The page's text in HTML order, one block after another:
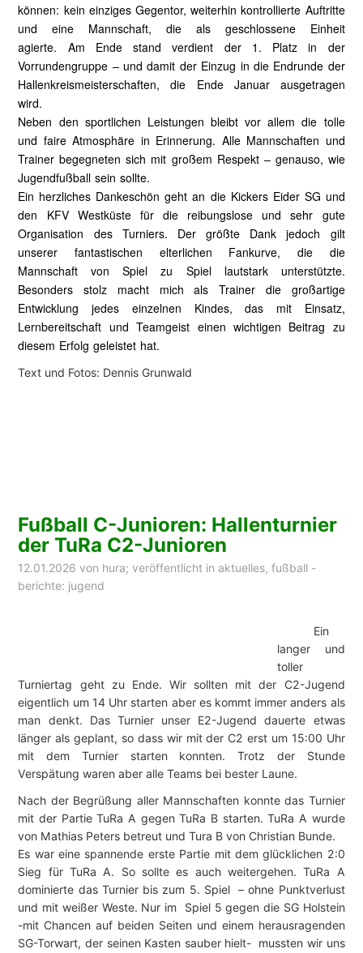
können: kein einziges Gegentor, weiterhin kontrollierte Auftritte
und eine Mannschaft, die als geschlossene Einheit
agierte.
Am Ende stand verdient der 1. Platz in der
Vorrundengruppe – und damit der Einzug in die Endrunde der
Hallenkreismeisterschaften, die Ende Januar ausgetragen
wird.
Neben den sportlichen Leistungen bleibt vor allem die tolle
und faire Atmosphäre in Erinnerung. Alle Mannschaften und
Trainer begegneten sich mit großem Respekt – genauso, wie
Jugendfußball sein sollte.
Ein herzliches Dankeschön geht an die Kickers Eider SG und
den KFV Westküste für die reibungslose und sehr gute
Organisation des Turniers. Der größte Dank jedoch gilt
unserer fantastischen elterlichen Fankurve, die die
Mannschaft von Spiel zu Spiel lautstark unterstützte.
Besonders stolz macht mich als Trainer die großartige
Entwicklung jedes einzelnen Kindes, das mit Einsatz,
Lernbereitschaft und Teamgeist einen wichtigen Beitrag zu
diesem Erfolg geleistet hat.
Text und Fotos: Dennis Grunwald
Fußball C-Junioren: Hallenturnier
der TuRa C2-Junioren
12.01.2026 von hura; veröffentlicht in aktuelles,fußball -
berichte: jugend
Ein
langer und
toller
Turniertag geht zu Ende. Wir sollten mit der C2-Jugend
eigentlich um 14 Uhr starten aber es kommt immer anders als
man denkt. Das Turnier unser E2-Jugend dauerte etwas
länger als geplant, so dass wir mit der C2 erst um 15:00 Uhr
mit dem Turnier starten konnten. Trotz der Stunde
Verspätung waren aber alle Teams bei bester Laune.
Nach der Begrüßung aller Mannschaften konnte das Turnier
mit der Partie TuRa A gegen TuRa B starten. TuRa A wurde
von Mathias Peters betreut und Tura B von Christian Bunde.
Es war eine spannende erste Partie mit dem glücklichen 2:0
Sieg für TuRa A. So sollte es auch weitergehen. TuRa A
dominierte das Turnier bis zum 5. Spiel – ohne Punktverlust
und mit weißer Weste. Nur im Spiel 5 gegen die SG Holstein
-mit Chancen auf beiden Seiten und einem herausragenden
SG-Torwart, der seinen Kasten sauber hielt- mussten wir uns